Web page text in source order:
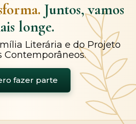
Juntos, vamos
longe.
Literária e do Projeto
Contemporâneos.
fazer parte